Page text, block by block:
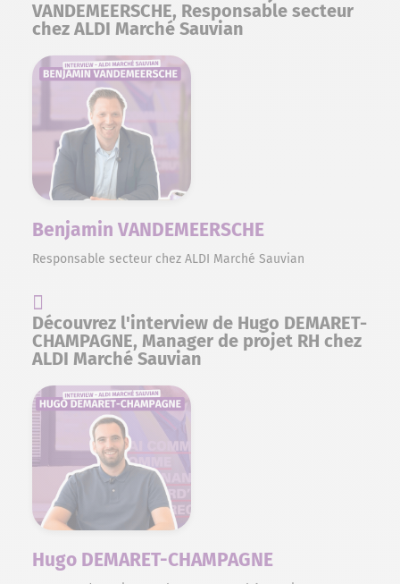
VANDEMEERSCHE, Responsable secteur
chez ALDI Marché Sauvian
Benjamin VANDEMEERSCHE
Responsable secteur chez ALDI Marché Sauvian
Découvrez l'interview de Hugo DEMARET-
CHAMPAGNE, Manager de projet RH chez
ALDI Marché Sauvian
Hugo DEMARET-CHAMPAGNE